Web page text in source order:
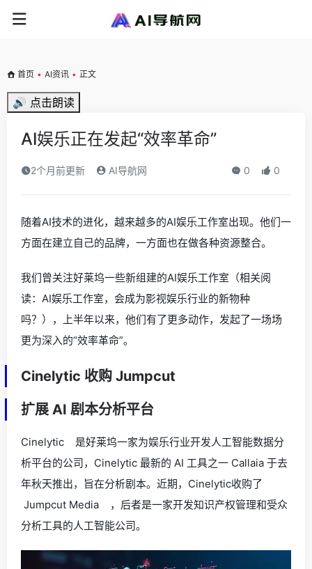
首页 • AI资讯 • 正文
🔊 点击朗读
AI娱乐正在发起“效率革命”
2个月前更新 AI导航网 0 0
随着AI技术的进化，越来越多的AI娱乐工作室出现。他们一
方面在建立自己的品牌，一方面也在做各种资源整合。
我们曾关注好莱坞一些新组建的AI娱乐工作室（相关阅
读：AI娱乐工作室，会成为影视娱乐行业的新物种
吗？），上半年以来，他们有了更多动作，发起了一场场
更为深入的“效率革命”。
Cinelytic 收购 Jumpcut
扩展 AI 剧本分析平台
Cinelytic 是好莱坞一家为娱乐行业开发人工智能数据分
析平台的公司，Cinelytic 最新的 AI 工具之一 Callaia 于去
年秋天推出，旨在分析剧本。近期，Cinelytic收购了
Jumpcut Media ，后者是一家开发知识产权管理和受众
分析工具的人工智能公司。